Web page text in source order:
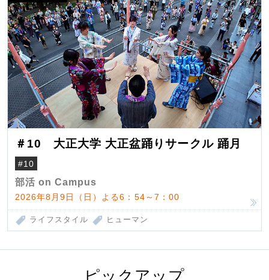
＃10 大正大学 大正盆踊りサークル 踊月
#10
部活 on Campus
2026年8月9日（日）よる6：54～7：00
ライフスタイル ヒューマン
ピックアップ